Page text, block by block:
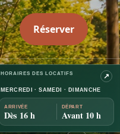
Réserver
HORAIRES DES LOCATIFS ↗
MERCREDI · SAMEDI · DIMANCHE
ARRIVÉE
Dès 16 h
DÉPART
Avant 10 h